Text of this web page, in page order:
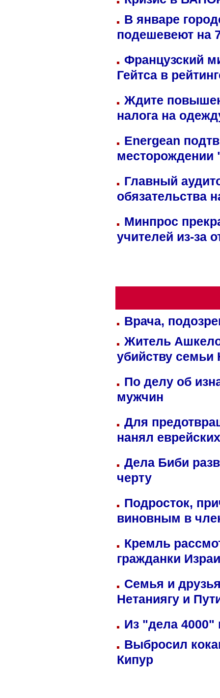
В январе
подешевеют на
Французский
Гейтса в
Ждите
налога на
Energean
Главный
обязательства
Минпрос
учителей из-за
Врача,
Житель
убийству семьи
По делу об
мужчин
Для
нанял
Дела Биби
черту
Подросток,
виновным в
Кремль
гражданки
Семья и
Нетаниягу и
Из "дела 4000"
Выбросил
Кипур